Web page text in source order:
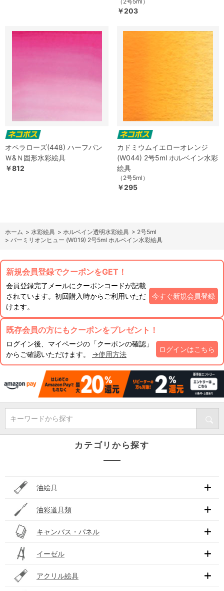
￥203
オペラローズ(448) ハーフパン
Ｗ&Ｎ固形水彩絵具
￥812
カドミウムイエローオレンジ
(W044) 2号5ml ホルベイン水彩
絵具
（2号5ml）
￥295
ホーム > 水彩絵具 > ホルベイン透明水彩絵具 > 2号5ml
> バーミリオンヒュー (W019) 2号5ml ホルベイン水彩絵具
新規会員登録でクーポンをGET！
会員登録完了メールにクーポンコードが記載
されています。初回購入時からご利用いただ
けます。
今すぐ新規会員登録
既存会員の方にもクーポンをプレゼント！
ログイン後、マイページの「クーポンの確認」
からご確認いただけます。 →使用方法
ログインはこちら
キーワードから探す
カテゴリから探す
油絵具
油彩道具類
キャンバス・パネル
イーゼル
アクリル絵具